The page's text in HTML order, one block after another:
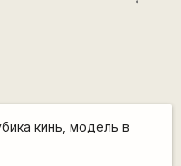
кинь, модель в